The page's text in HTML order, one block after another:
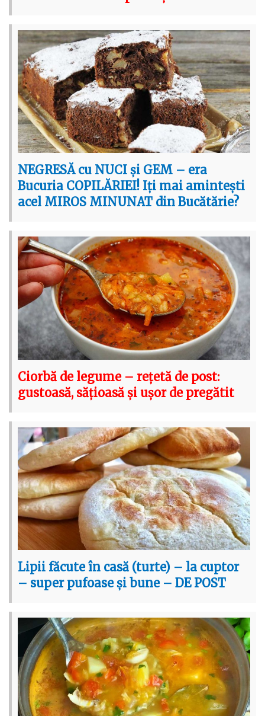
NEGRESĂ cu NUCI și GEM – era
Bucuria COPILĂRIEI! Iți mai amintești
acel MIROS MINUNAT din Bucătărie?
Ciorbă de legume – rețetă de post:
gustoasă, sățioasă și ușor de pregătit
Lipii făcute în casă (turte) – la cuptor
– super pufoase și bune – DE POST